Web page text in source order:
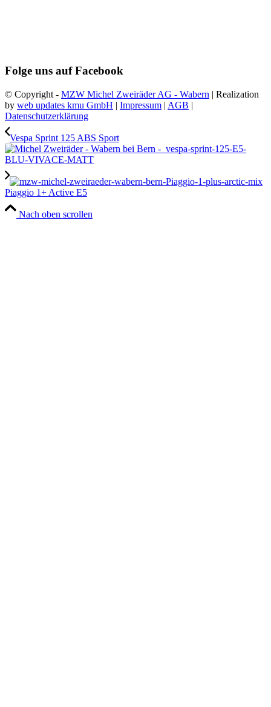
Folge uns auf Facebook
© Copyright - MZW Michel Zweiräder AG - Wabern | Realization
by web updates kmu GmbH | Impressum | AGB |
Datenschutzerklärung
Vespa Sprint 125 ABS Sport
Piaggio 1+ Active E5
Nach oben scrollen